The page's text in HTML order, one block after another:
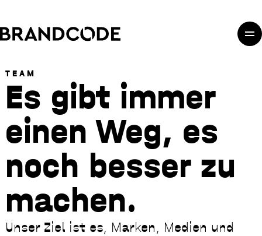
TEAM
Es gibt immer
einen Weg, es
noch besser zu
machen.
Unser Ziel ist es, Marken, Medien und